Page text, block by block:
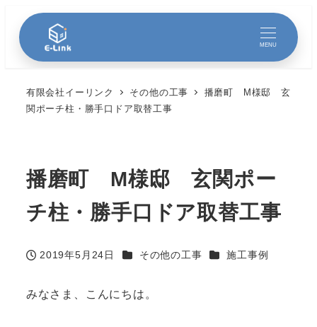
MENU
有限会社イーリンク その他の工事
播磨町 M様邸 玄
関ポーチ柱・勝手口ドア取替工事
播磨町 M様邸 玄関ポー
チ柱・勝手口ドア取替工事
投稿日
2019年5月24日 カテゴリー
その他の工事 カテゴリー
施工事例
みなさま、こんにちは。